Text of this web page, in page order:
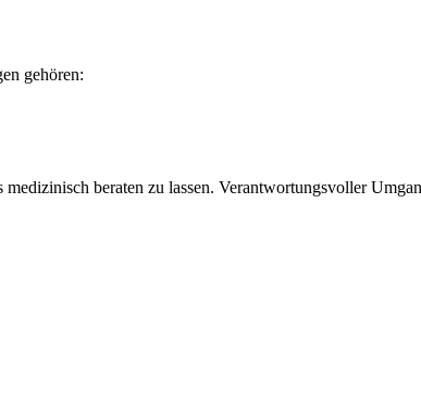
gehören:
beraten zu lassen. Verantwortungsvoller